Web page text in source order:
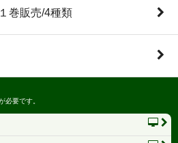
巻販売/4種類
必要です。